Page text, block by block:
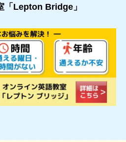
「Lepton Bridge」